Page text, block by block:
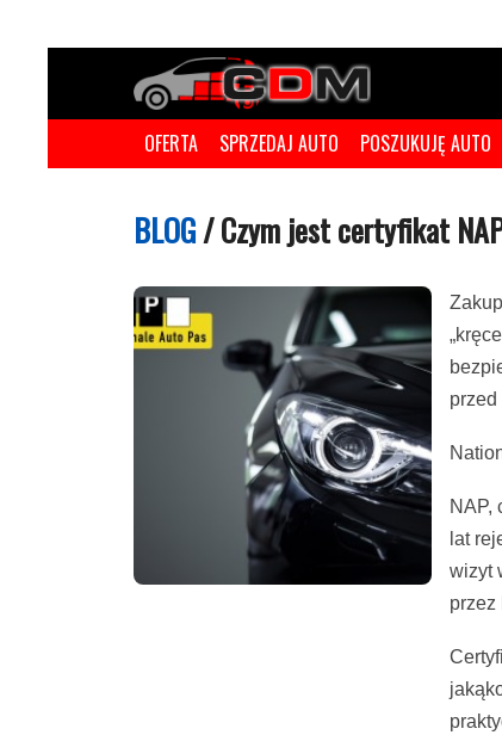
OFERTA SPRZEDAJ AUTO POSZUKUJĘ AUTO
BLOG/Czym jest certyfikat
NAP,
lat
wizyt
przez